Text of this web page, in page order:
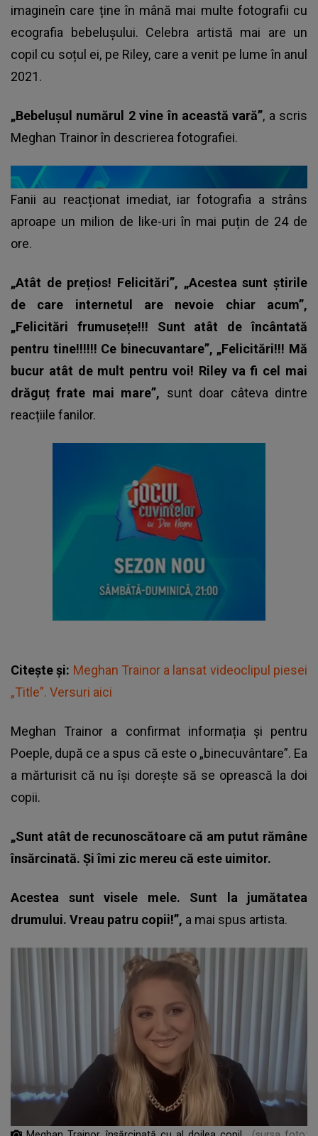
imagineîn care ține în mână mai multe fotografii cu
ecografia bebelușului. Celebra artistă mai are un
copil cu soțul ei, pe Riley, care a venit pe lume în anul
2021.
„Bebelușul numărul 2 vine în această vară”, a scris
Meghan Trainor în descrierea fotografiei.
Fanii au reacționat imediat, iar fotografia a strâns
aproape un milion de like-uri în mai puțin de 24 de
ore.
„Atât de prețios! Felicitări”, „Acestea sunt știrile
de care internetul are nevoie chiar acum”,
„Felicitări frumusețe!!! Sunt atât de încântată
pentru tine!!!!!! Ce binecuvantare”, „Felicitări!!! Mă
bucur atât de mult pentru voi! Riley va fi cel mai
drăguț frate mai mare”, sunt doar câteva dintre
reacțiile fanilor.
Citește și: Meghan Trainor a lansat videoclipul piesei
„Title”. Versuri aici
Meghan Trainor a confirmat informația și pentru
Poeple, după ce a spus că este o „binecuvântare”. Ea
a mărturisit că nu își dorește să se oprească la doi
copii.
„Sunt atât de recunoscătoare că am putut rămâne
însărcinată. Și îmi zic mereu că este uimitor.
Acestea sunt visele mele. Sunt la jumătatea
drumului. Vreau patru copii!”, a mai spus artista.